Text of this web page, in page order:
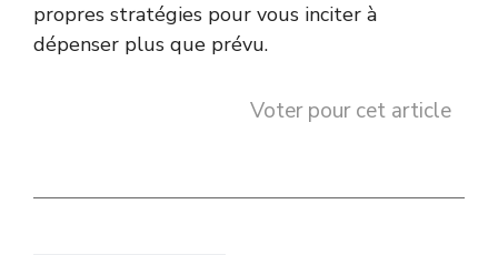
propres stratégies pour vous inciter à
dépenser plus que prévu.
Voter pour cet article